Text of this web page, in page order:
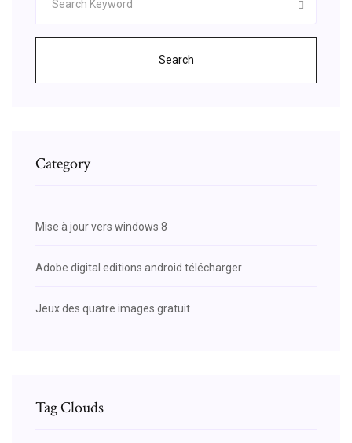
Search
Category
Mise à jour vers windows 8
Adobe digital editions android télécharger
Jeux des quatre images gratuit
Tag Clouds